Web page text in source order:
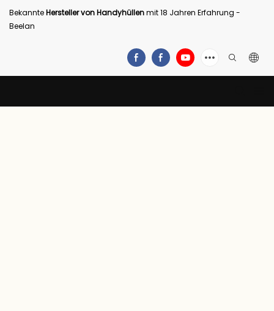
BekannteHersteller von Handyhüllenmit 18 Jahren Erfahrung -
Beelan